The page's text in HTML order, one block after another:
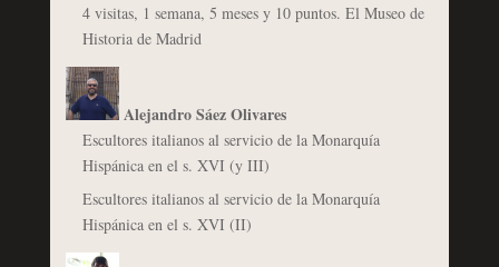
4 visitas, 1 semana, 5 meses y 10 puntos. El Museo de
Historia de Madrid
Alejandro Sáez Olivares
Escultores italianos al servicio de la Monarquía
Hispánica en el s. XVI (y III)
Escultores italianos al servicio de la Monarquía
Hispánica en el s. XVI (II)